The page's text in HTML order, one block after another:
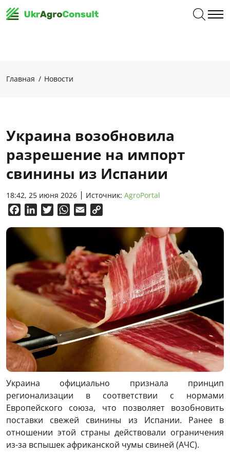
Главная Новости
Украина возобновила
разрешение на импорт
свинины из Испании
18:42, 25 июня 2026 Источник: AgroPortal
FacebookLinkedInTwitterWhatsApp
Email
Украина официально признала принцип
регионализации в соответствии с нормами
Европейского союза, что позволяет возобновить
поставки свежей свинины из Испании. Ранее в
отношении этой страны действовали ограничения
из-за вспышек африканской чумы свиней (АЧС).